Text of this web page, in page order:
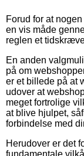
Forud for at
en vis måde
reglen et
En anden
på om
er et billede på at
udover at
meget fortrolige
at blive hjulpet,
forbindelse med
Herudover er det
fundamentale